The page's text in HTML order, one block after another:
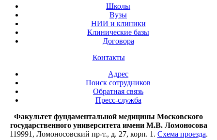
Школы
Вузы
НИИ и клиники
Клинические базы
Договора
Контакты
Адрес
Поиск сотрудников
Обратная связь
Пресс-служба
Факультет фундаментальной медицины Московского
государственного университета имени М.В. Ломоносова
119991, Ломоносовский пр-т., д. 27, корп. 1. Схема проезда.